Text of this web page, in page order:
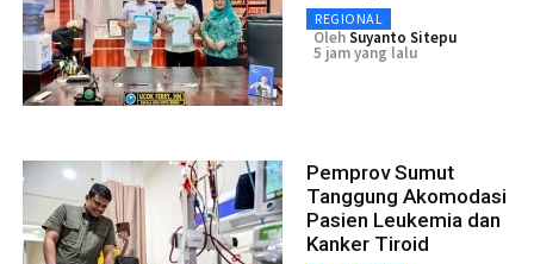
REGIONAL
OlehSuyanto Sitepu
5 jam yang lalu
Pemprov Sumut
Tanggung Akomodasi
Pasien Leukemia dan
Kanker Tiroid